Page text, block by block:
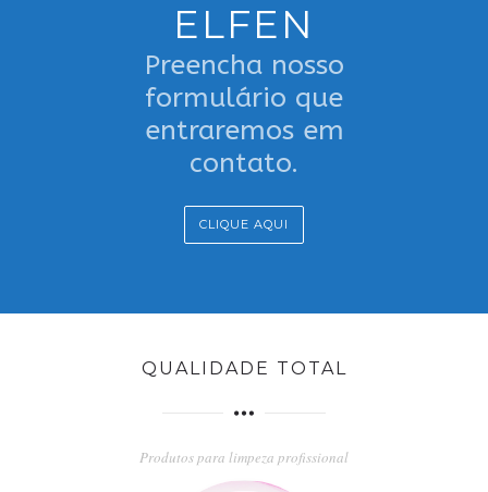
ELFEN
Preencha nosso
formulário que
entraremos em
contato.
CLIQUE AQUI
QUALIDADE TOTAL
Produtos para limpeza profissional